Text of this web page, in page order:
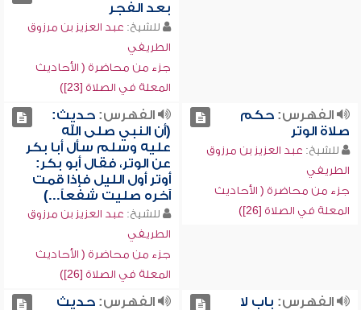
بعد الفجر
للشيخ: عبد العزيز بن مرزوق
الطريفي
جزء من محاضرة ( الأحاديث
المعلة في الصلاة [23])
الفهرس:حكم
صلاة الوتر
للشيخ: عبد العزيز بن مرزوق
الطريفي
جزء من محاضرة ( الأحاديث
المعلة في الصلاة [26])
الفهرس:حديث:
(أن النبي صلى الله
عليه وسلم سأل أبا بكر
عن الوتر، فقال أبو بكر:
أوتر أول الليل فإذا قمت
آخره صليت شفعاً...)
للشيخ: عبد العزيز بن مرزوق
الطريفي
جزء من محاضرة ( الأحاديث
المعلة في الصلاة [26])
الفهرس: باب لا
الفهرس:حديث